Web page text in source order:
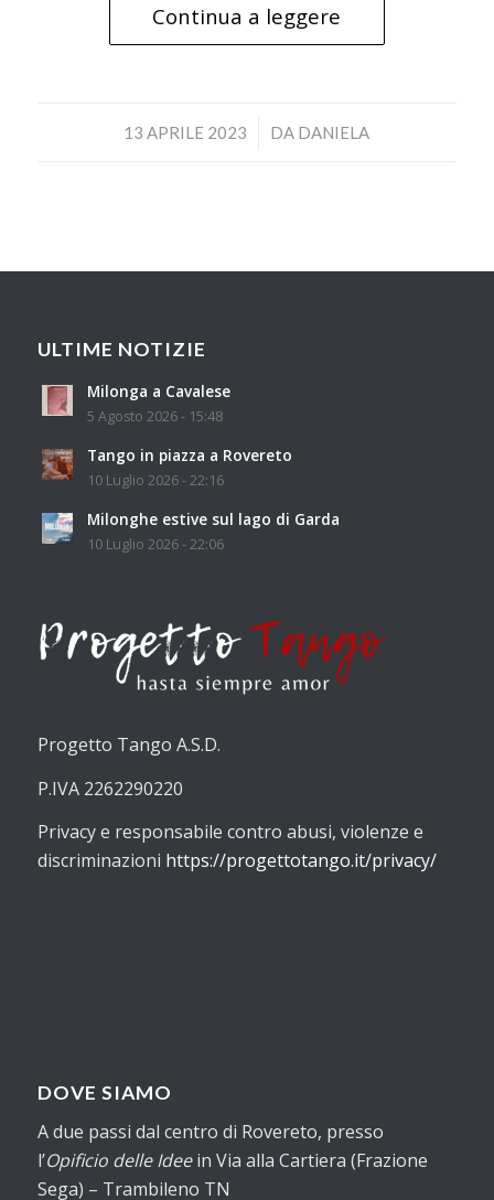
Continua a leggere
13 APRILE 2023
/ DA DANIELA
ULTIME NOTIZIE
Milonga a Cavalese
5 Agosto 2026 - 15:48
Tango in piazza a Rovereto
10 Luglio 2026 - 22:16
Milonghe estive sul lago di Garda
10 Luglio 2026 - 22:06
Progetto Tango A.S.D.
P.IVA 2262290220
Privacy e responsabile contro abusi, violenze e
discriminazioni https://progettotango.it/privacy/
DOVE SIAMO
A due passi dal centro di Rovereto, presso
l’Opificio delle Ideein Via alla Cartiera (Frazione
Sega) – Trambileno TN